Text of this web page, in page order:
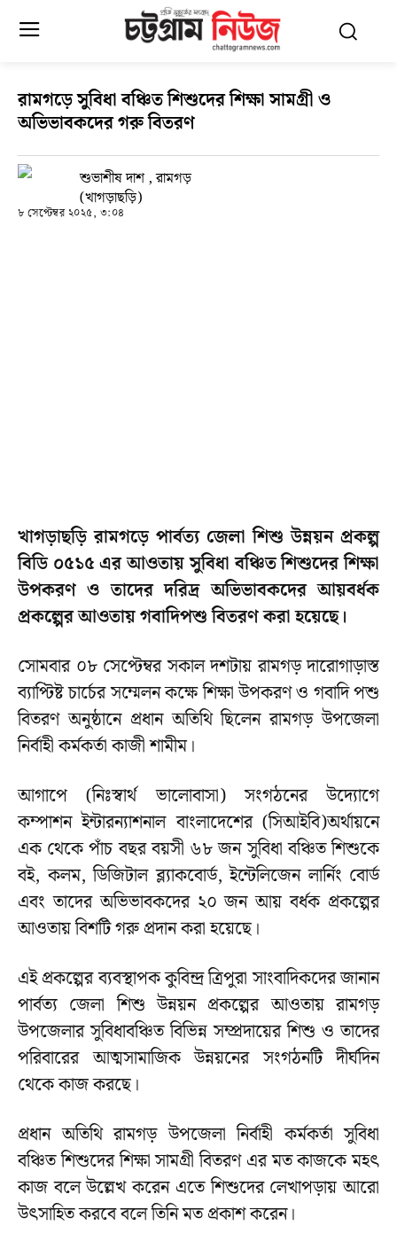
রামগড়ে সুবিধা বঞ্চিত শিশুদের শিক্ষা সামগ্রী ও
অভিভাবকদের গরু বিতরণ
শুভাশীষ দাশ , রামগড়
(খাগড়াছড়ি)
৮ সেপ্টেম্বর ২০২৫, ৩:০৪
খাগড়াছড়ি রামগড়ে পার্বত্য জেলা শিশু উন্নয়ন প্রকল্প
বিডি ০৫১৫ এর আওতায় সুবিধা বঞ্চিত শিশুদের শিক্ষা
উপকরণ ও তাদের দরিদ্র অভিভাবকদের আয়বর্ধক
প্রকল্পের আওতায় গবাদিপশু বিতরণ করা হয়েছে।
সোমবার ০৮ সেপ্টেম্বর সকাল দশটায় রামগড় দারোগাড়াস্ত
ব্যাপ্টিষ্ট চার্চের সম্মেলন কক্ষে শিক্ষা উপকরণ ও গবাদি পশু
বিতরণ অনুষ্ঠানে প্রধান অতিথি ছিলেন রামগড় উপজেলা
নির্বাহী কর্মকর্তা কাজী শামীম।
আগাপে (নিঃস্বার্থ ভালোবাসা) সংগঠনের উদ্যোগে
কম্পাশন ইন্টারন্যাশনাল বাংলাদেশের (সিআইবি)অর্থায়নে
এক থেকে পাঁচ বছর বয়সী ৬৮ জন সুবিধা বঞ্চিত শিশুকে
বই, কলম, ডিজিটাল ব্ল্যাকবোর্ড, ইন্টেলিজেন লার্নিং বোর্ড
এবং তাদের অভিভাবকদের ২০ জন আয় বর্ধক প্রকল্পের
আওতায় বিশটি গরু প্রদান করা হয়েছে।
এই প্রকল্পের ব্যবস্থাপক কুবিন্দ্র ত্রিপুরা সাংবাদিকদের জানান
পার্বত্য জেলা শিশু উন্নয়ন প্রকল্পের আওতায় রামগড়
উপজেলার সুবিধাবঞ্চিত বিভিন্ন সম্প্রদায়ের শিশু ও তাদের
পরিবারের আত্মসামাজিক উন্নয়নের সংগঠনটি দীর্ঘদিন
থেকে কাজ করছে।
প্রধান অতিথি রামগড় উপজেলা নির্বাহী কর্মকর্তা সুবিধা
বঞ্চিত শিশুদের শিক্ষা সামগ্রী বিতরণ এর মত কাজকে মহৎ
কাজ বলে উল্লেখ করেন এতে শিশুদের লেখাপড়ায় আরো
উৎসাহিত করবে বলে তিনি মত প্রকাশ করেন।